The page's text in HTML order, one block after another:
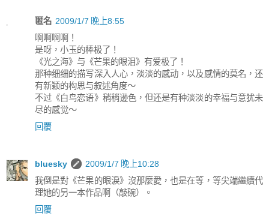
匿名 2009/1/7 晚上8:55
啊啊啊啊！
是呀，小玉的棒极了！
《光之海》与《芒果的眼泪》有爱极了！
那种细细的描写深入人心，淡淡的感动，以及感情的莫名，还
有新颖的构思与叙述角度～
不过《白鸟恋语》稍稍逊色，但还是有种淡淡的幸福与意犹未
尽的感觉～
回覆
bluesky
2009/1/7 晚上10:28
我倒是對《芒果的眼淚》沒那麼愛，也是在等，等尖端繼續代
理她的另一本作品啊（敲碗）。
回覆